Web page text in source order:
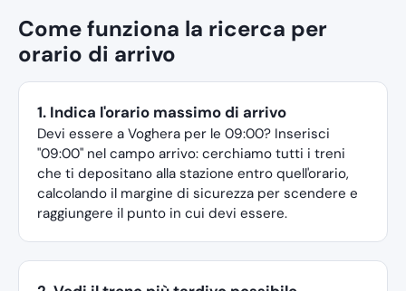
Come funziona la ricerca per
orario di arrivo
1. Indica l'orario massimo di arrivo
Devi essere a Voghera per le 09:00? Inserisci
"09:00" nel campo arrivo: cerchiamo tutti i treni
che ti depositano alla stazione entro quell'orario,
calcolando il margine di sicurezza per scendere e
raggiungere il punto in cui devi essere.